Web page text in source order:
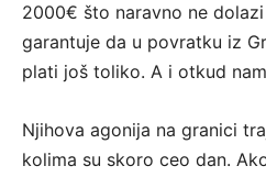
2000€ što naravno ne
garantuje da u povratku iz
plati još toliko. A i otkud
Njihova agonija na granici
kolima su skoro ceo dan.